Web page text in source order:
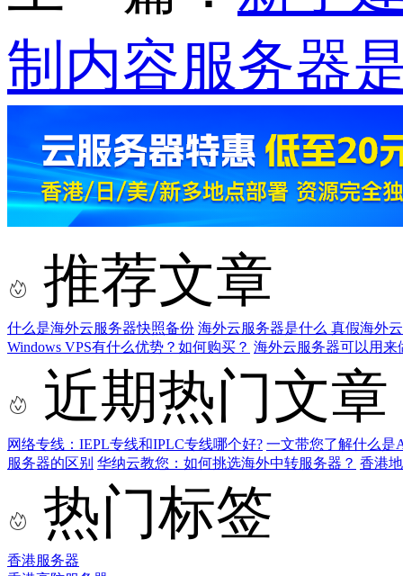
制内容服务器
推荐文章
什么是海外云服务器快照备份 海外云服务器是什么 真假海外
Windows VPS有什么优势？如何购买？ 海外云服务器可以用来
近期热门文章
网络专线：IEPL专线和IPLC专线哪个好? 一文带您了解什么是
服务器的区别 华纳云教您：如何挑选海外中转服务器？ 香港
热门标签
香港服务器